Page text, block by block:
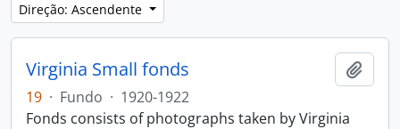
Direção: Ascendente
Virginia Small fonds
19 · Fundo · 1920-1922
Fonds consists of photographs taken by Virginia